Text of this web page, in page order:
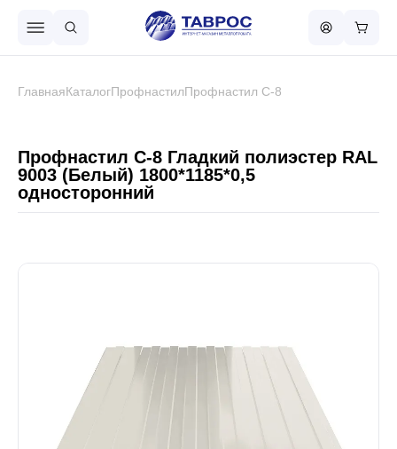
Металлочерепица
Сваи винтовые
Забор
ГлавнаяКаталогПрофнастилПрофнастил С-8
Профнастил С-8 Гладкий полиэстер RAL
9003 (Белый) 1800*1185*0,5
односторонний